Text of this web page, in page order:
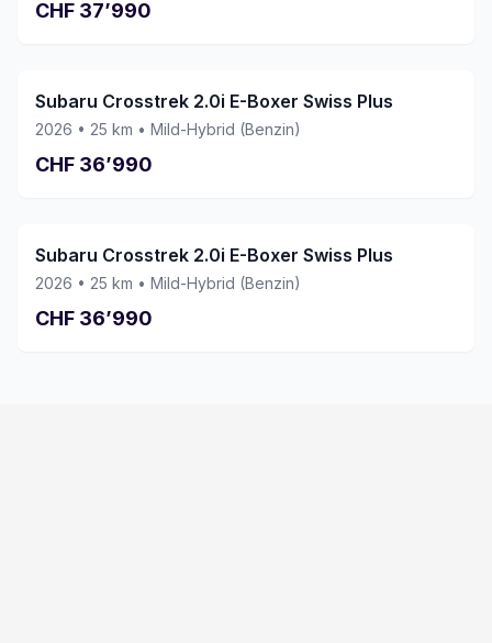
CHF 37’990
Subaru Crosstrek 2.0i E-Boxer Swiss Plus
2026 • 25 km • Mild-Hybrid (Benzin)
CHF 36’990
Subaru Crosstrek 2.0i E-Boxer Swiss Plus
2026 • 25 km • Mild-Hybrid (Benzin)
CHF 36’990